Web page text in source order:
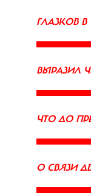
ГЛАЗКОВ
ВЫРАЗИЛ
ЧТО ДО
О СВЯЗИ